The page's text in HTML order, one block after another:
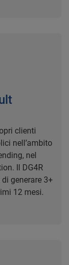
clienti
nell’ambito
nel
Il DG4R
generare 3+
12 mesi.